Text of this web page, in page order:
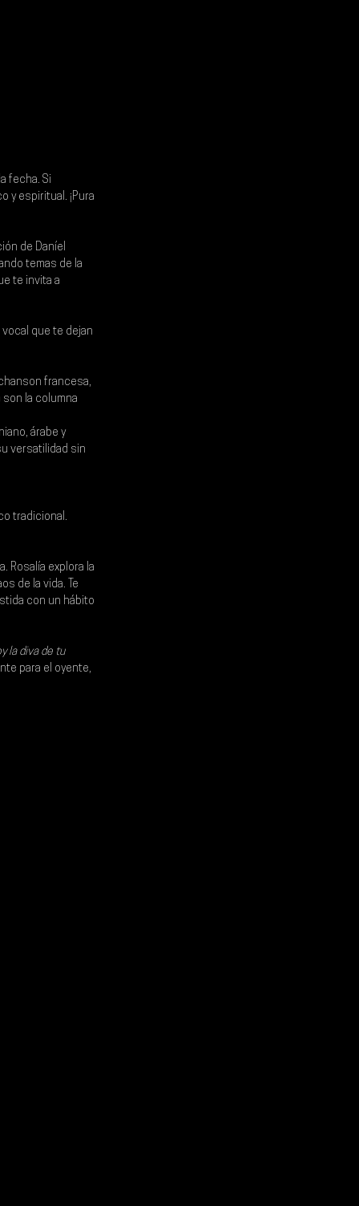
fecha. Si
y espiritual. ¡Pura
de Daníel
temas de la
te invita a
que te dejan
francesa,
la columna
árabe y
versatilidad sin
tradicional.
Rosalía explora la
de la vida. Te
con un hábito
la diva de tu
para el oyente,